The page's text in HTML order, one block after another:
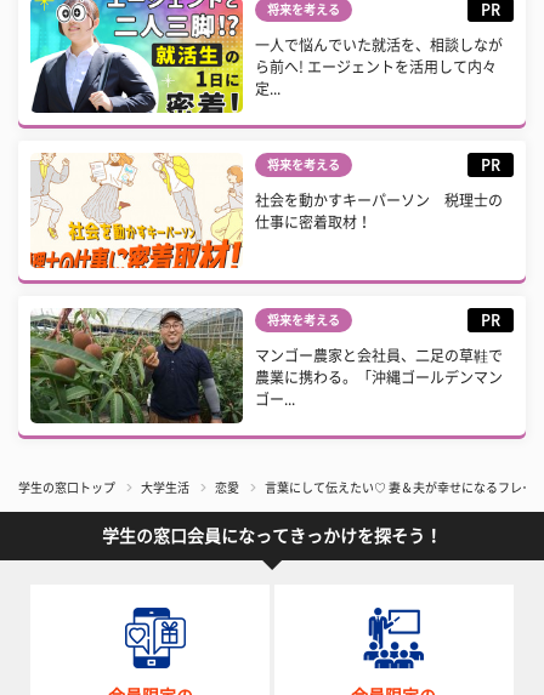
将来を考える PR
一人で悩んでいた就活を、相談しなが
ら前へ! エージェントを活用して内々
定...
将来を考える PR
社会を動かすキーパーソン 税理士の
仕事に密着取材！
将来を考える PR
マンゴー農家と会社員、二足の草鞋で
農業に携わる。「沖縄ゴールデンマン
ゴー...
学生の窓口トップ 大学生活 恋愛 言葉にして伝えたい♡ 妻＆夫が幸せになるフレー
学生の窓口会員になってきっかけを探そう！